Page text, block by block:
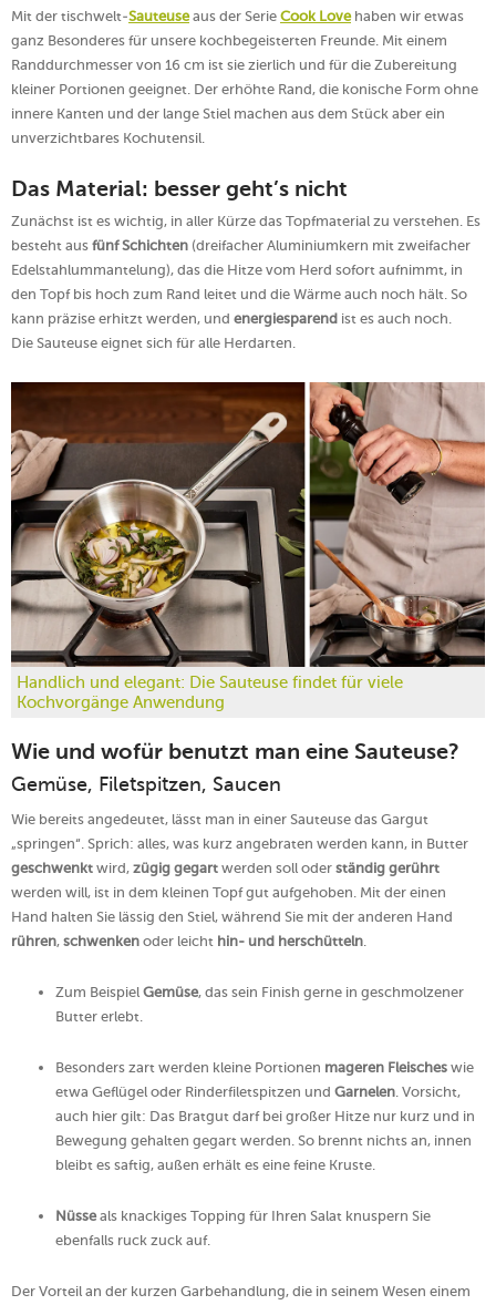
Mit der tischwelt-Sauteuse aus der Serie Cook Lovehaben wir etwas
ganz Besonderes für unsere kochbegeisterten Freunde. Mit einem
Randdurchmesser von 16 cm ist sie zierlich und für die Zubereitung
kleiner Portionen geeignet. Der erhöhte Rand, die konische Form ohne
innere Kanten und der lange Stiel machen aus dem Stück aber ein
unverzichtbares Kochutensil.
Das Material: besser geht’s nicht
Zunächst ist es wichtig, in aller Kürze das Topfmaterial zu verstehen. Es
besteht aus fünf Schichten (dreifacher Aluminiumkern mit zweifacher
Edelstahlummantelung), das die Hitze vom Herd sofort aufnimmt, in
den Topf bis hoch zum Rand leitet und die Wärme auch noch hält. So
kann präzise erhitzt werden, und energiesparend ist es auch noch.
Die Sauteuse eignet sich für alle Herdarten.
Handlich und elegant: Die Sauteuse findet für viele
Kochvorgänge Anwendung
Wie und wofür benutzt man eine Sauteuse?
Gemüse, Filetspitzen, Saucen
Wie bereits angedeutet, lässt man in einer Sauteuse das Gargut
„springen“. Sprich: alles, was kurz angebraten werden kann, in Butter
geschwenkt wird, zügig gegart werden soll oder ständig gerührt
werden will, ist in dem kleinen Topf gut aufgehoben. Mit der einen
Hand halten Sie lässig den Stiel, während Sie mit der anderen Hand
rühren, schwenken oder leicht hin- und herschütteln
Zum Beispiel Gemüse, das sein Finish gerne in geschmolzener
Butter erlebt.
Besonders zart werden kleine Portionen mageren Fleisches wie
etwa Geflügel oder Rinderfiletspitzen und Garnelen . Vorsicht,
auch hier gilt: Das Bratgut darf bei großer Hitze nur kurz und in
Bewegung gehalten gegart werden. So brennt nichts an, innen
bleibt es saftig, außen erhält es eine feine Kruste.
Nüsseals knackiges Topping für Ihren Salat knuspern Sie
ebenfalls ruck zuck auf.
Der Vorteil an der kurzen Garbehandlung, die in seinem Wesen einem